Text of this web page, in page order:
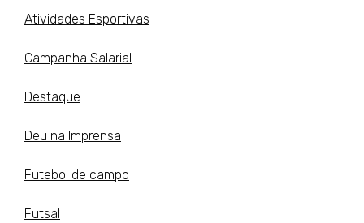
Atividades Esportivas
Campanha Salarial
Destaque
Deu na Imprensa
Futebol de campo
Futsal